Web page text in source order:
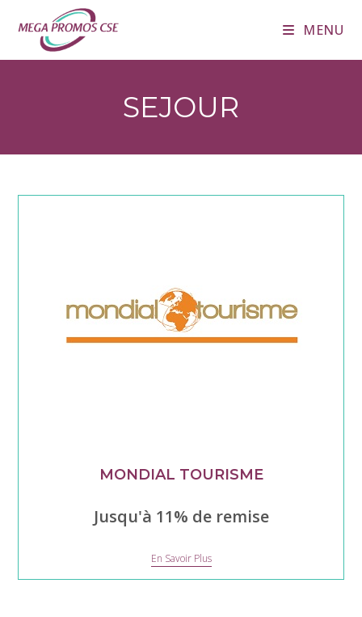
MENU
SEJOUR
MONDIAL TOURISME
Jusqu'à 11% de remise
En Savoir PlusMondial
Tourisme